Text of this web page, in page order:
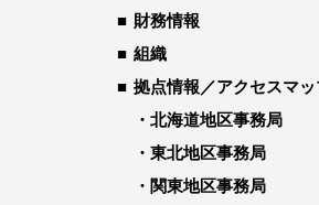
財務情報
組織
拠点情報／アクセスマ
北海道地区事務局
東北地区事務局
関東地区事務局